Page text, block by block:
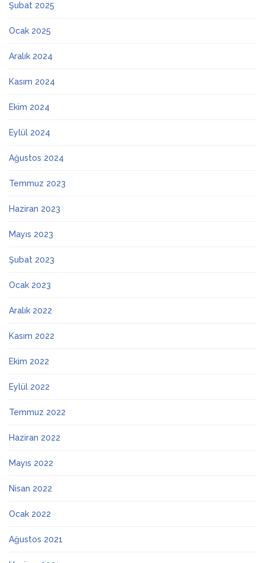
Şubat 2025
Ocak 2025
Aralık 2024
Kasım 2024
Ekim 2024
Eylül 2024
Ağustos 2024
Temmuz 2023
Haziran 2023
Mayıs 2023
Şubat 2023
Ocak 2023
Aralık 2022
Kasım 2022
Ekim 2022
Eylül 2022
Temmuz 2022
Haziran 2022
Mayıs 2022
Nisan 2022
Ocak 2022
Ağustos 2021